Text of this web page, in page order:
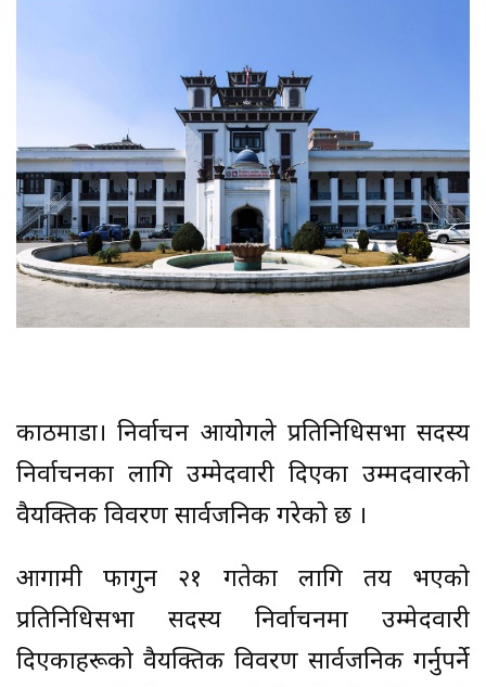
काठमाडौँ। निर्वाचन आयोगले प्रतिनिधिसभा सदस्य
निर्वाचनका लागि उम्मेदवारी दिएका उम्मदवारको
वैयक्तिक विवरण सार्वजनिक गरेको छ ।
आगामी फागुन २१ गतेका लागि तय भएको
प्रतिनिधिसभा सदस्य निर्वाचनमा उम्मेदवारी
दिएकाहरूको वैयक्तिक विवरण सार्वजनिक गर्नुपर्ने